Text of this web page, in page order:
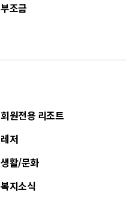
부조금
회원전용 리조트
레저
생활/문화
복지소식